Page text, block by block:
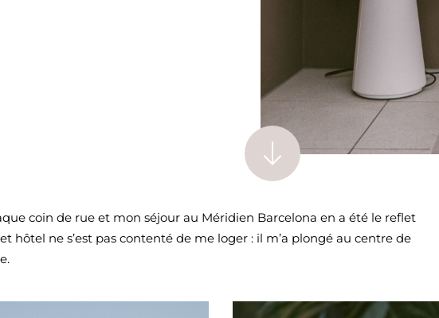
coin de rue et mon séjour au Méridien Barcelona en a été le reflet
hôtel ne s’est pas contenté de me loger : il m’a plongé au centre de